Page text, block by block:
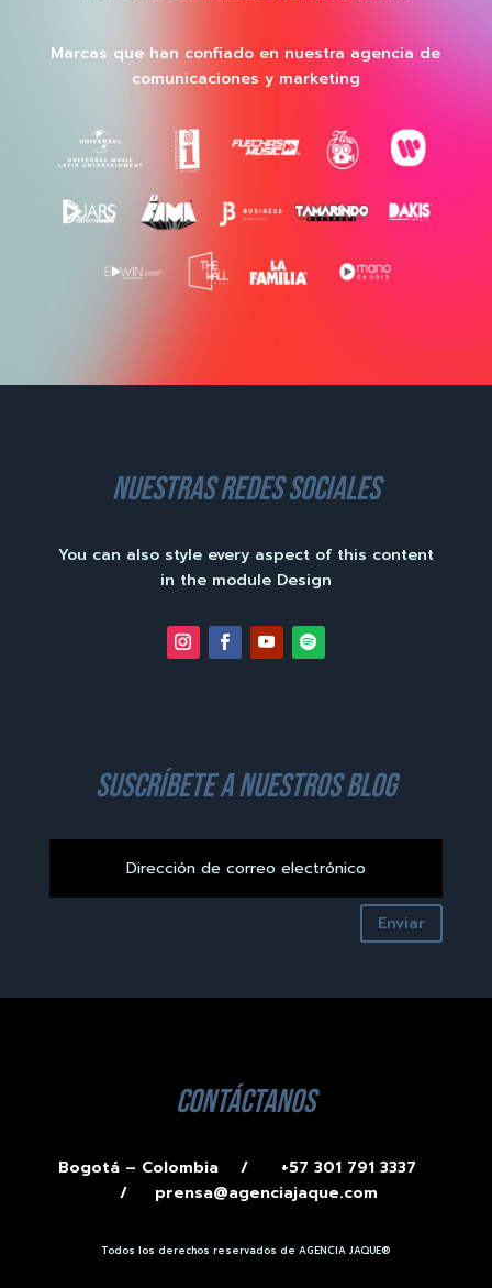
Marcas que han confiado en nuestra agencia de
comunicaciones y marketing
nuestras redes sociales
You can also style every aspect of this content
in the module Design
suscríbete a nuestros blog
Enviar
contáctanos
Bogotá – Colombia /
+57 301 791 3337
/ prensa@agenciajaque.com
Todos los derechos reservados de AGENCIA JAQUE®